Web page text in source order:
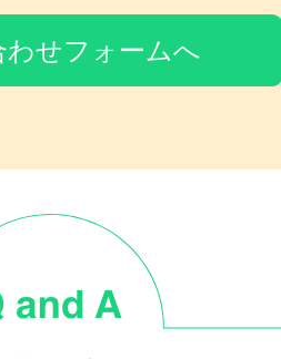
わせフォームへ